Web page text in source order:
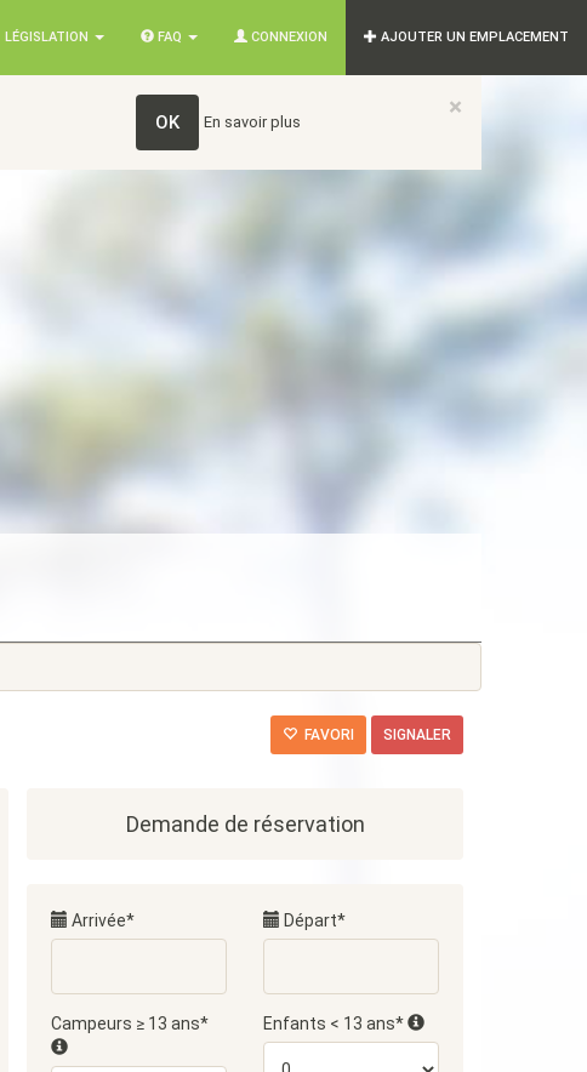
LÉGISLATION FAQ CONNEXION AJOUTER UN EMPLACEMENT
×
OK En savoir plus
FAVORI SIGNALER
Demande de réservation
Arrivée* Départ*
Campeurs ≥ 13 ans* Enfants < 13 ans*